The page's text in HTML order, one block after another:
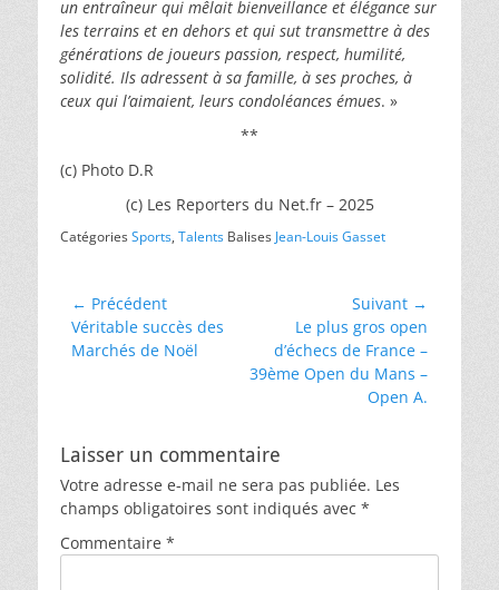
un entraîneur qui mêlait bienveillance et élégance sur
les terrains et en dehors et qui sut transmettre à des
générations de joueurs passion, respect, humilité,
solidité. Ils adressent à sa famille, à ses proches, à
ceux qui l’aimaient, leurs condoléances émues. »
**
(c) Photo D.R
(c) Les Reporters du Net.fr – 2025
CatégoriesSports, Talents Balises Jean-Louis Gasset
Navigation
de
l’article
← Précédent
Article
précédent :
Véritable succès des
Marchés de Noël
Suivant →
suivant :
Le plus gros open
d’échecs de France –
39ème Open du Mans –
Open A.
Laisser un commentaire
Votre adresse e-mail ne sera pas publiée. Les
champs obligatoires sont indiqués avec *
Commentaire *